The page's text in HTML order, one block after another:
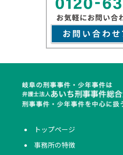
トップページ
事務所の特徴